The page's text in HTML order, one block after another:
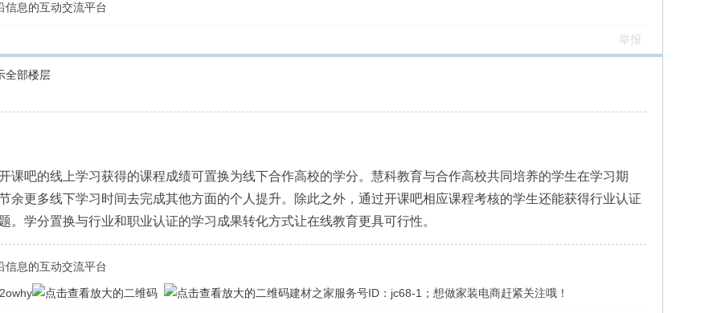
信息的互动交流平台
举报
全部楼层
吧的线上学习获得的课程成绩可置换为线下合作高校的学分。慧科教育与合作高校共同培养的学生在学习期
余更多线下学习时间去完成其他方面的个人提升。除此之外，通过开课吧相应课程考核的学生还能获得行业认证
学分置换与行业和职业认证的学习成果转化方式让在线教育更具可行性。
信息的互动交流平台
建材之家服务号ID：jc68-1；想做家装电商赶紧关注哦！